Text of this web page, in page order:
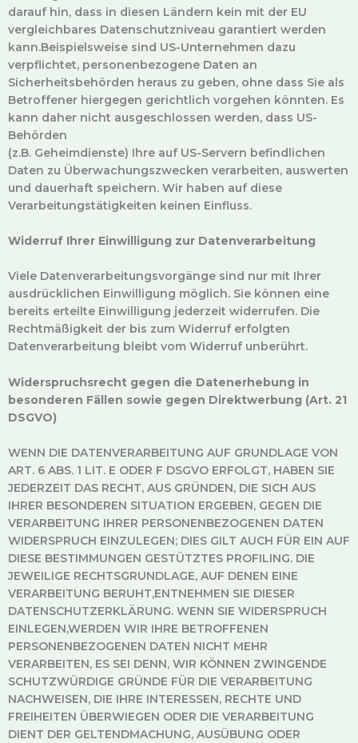
darauf hin, dass in diesen Ländern kein mit der EU
vergleichbares Datenschutzniveau garantiert werden
kann.Beispielsweise sind US-Unternehmen dazu
verpflichtet, personenbezogene Daten an
Sicherheitsbehörden heraus zu geben, ohne dass Sie als
Betroffener hiergegen gerichtlich vorgehen könnten. Es
kann daher nicht ausgeschlossen werden, dass US-
Behörden
(z.B. Geheimdienste) Ihre auf US-Servern befindlichen
Daten zu Überwachungszwecken verarbeiten, auswerten
und dauerhaft speichern. Wir haben auf diese
Verarbeitungstätigkeiten keinen Einfluss.
Widerruf Ihrer Einwilligung zur Datenverarbeitung
Viele Datenverarbeitungsvorgänge sind nur mit Ihrer
ausdrücklichen Einwilligung möglich. Sie können eine
bereits erteilte Einwilligung jederzeit widerrufen. Die
Rechtmäßigkeit der bis zum Widerruf erfolgten
Datenverarbeitung bleibt vom Widerruf unberührt.
Widerspruchsrecht gegen die Datenerhebung in
besonderen Fällen sowie gegen Direktwerbung (Art. 21
DSGVO)
WENN DIE DATENVERARBEITUNG AUF GRUNDLAGE VON
ART. 6 ABS. 1 LIT. E ODER F DSGVO ERFOLGT, HABEN SIE
JEDERZEIT DAS RECHT, AUS GRÜNDEN, DIE SICH AUS
IHRER BESONDEREN SITUATION ERGEBEN, GEGEN DIE
VERARBEITUNG IHRER PERSONENBEZOGENEN DATEN
WIDERSPRUCH EINZULEGEN; DIES GILT AUCH FÜR EIN AUF
DIESE BESTIMMUNGEN GESTÜTZTES PROFILING. DIE
JEWEILIGE RECHTSGRUNDLAGE, AUF DENEN EINE
VERARBEITUNG BERUHT,ENTNEHMEN SIE DIESER
DATENSCHUTZERKLÄRUNG. WENN SIE WIDERSPRUCH
EINLEGEN,WERDEN WIR IHRE BETROFFENEN
PERSONENBEZOGENEN DATEN NICHT MEHR
VERARBEITEN, ES SEI DENN, WIR KÖNNEN ZWINGENDE
SCHUTZWÜRDIGE GRÜNDE FÜR DIE VERARBEITUNG
NACHWEISEN, DIE IHRE INTERESSEN, RECHTE UND
FREIHEITEN ÜBERWIEGEN ODER DIE VERARBEITUNG
DIENT DER GELTENDMACHUNG, AUSÜBUNG ODER